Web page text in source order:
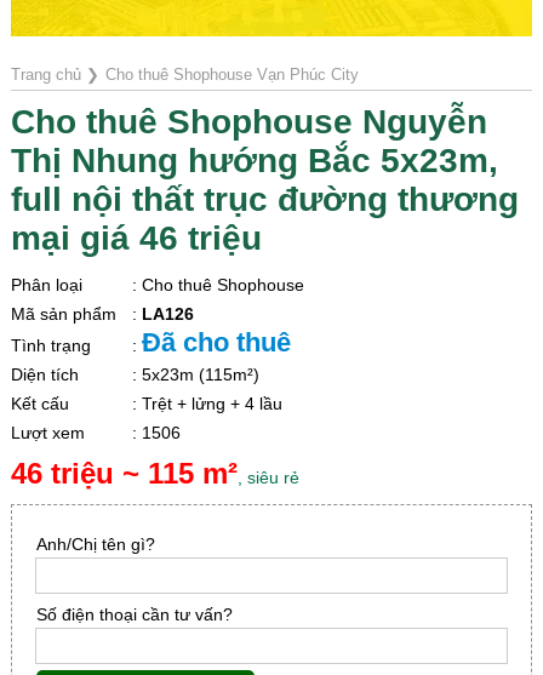
Trang chủ❯ Cho thuê Shophouse Vạn Phúc City
Cho thuê Shophouse Nguyễn
Thị Nhung hướng Bắc 5x23m,
full nội thất trục đường thương
mại giá 46 triệu
Phân loại
: Cho thuê Shophouse
Mã sản phẩm
: LA126
Tình trạng
: Đã cho thuê
Diện tích
: 5x23m (115m²)
Kết cấu
: Trệt + lửng + 4 lầu
Lượt xem
: 1506
46 triệu ~ 115 m², siêu rẻ
Anh/Chị tên gì?
Số điện thoại cần tư vấn?